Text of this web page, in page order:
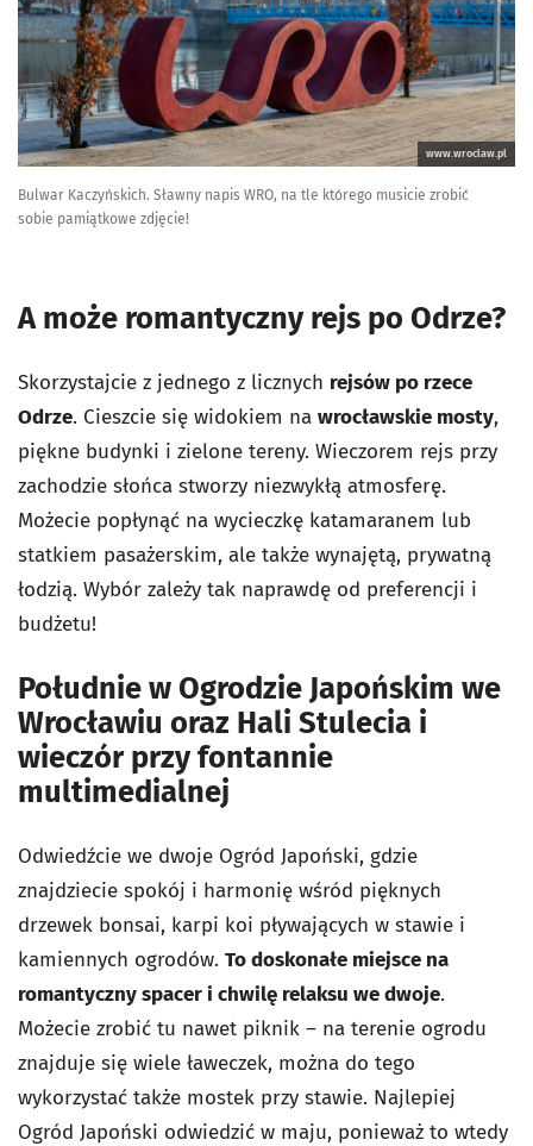
www.wroclaw.pl
Bulwar Kaczyńskich. Sławny napis WRO, na tle którego musicie zrobić
sobie pamiątkowe zdjęcie!
A może romantyczny rejs po Odrze?
Skorzystajcie z jednego z licznych rejsów po rzece
Odrze. Cieszcie się widokiem na wrocławskie mosty,
piękne budynki i zielone tereny. Wieczorem rejs przy
zachodzie słońca stworzy niezwykłą atmosferę.
Możecie popłynąć na wycieczkę katamaranem lub
statkiem pasażerskim, ale także wynajętą, prywatną
łodzią. Wybór zależy tak naprawdę od preferencji i
budżetu!
Południe w Ogrodzie Japońskim we
Wrocławiu oraz Hali Stulecia i
wieczór przy fontannie
multimedialnej
Odwiedźcie we dwoje Ogród Japoński, gdzie
znajdziecie spokój i harmonię wśród pięknych
drzewek bonsai, karpi koi pływających w stawie i
kamiennych ogrodów. To doskonałe miejsce na
romantyczny spacer i chwilę relaksu we dwoje.
Możecie zrobić tu nawet piknik – na terenie ogrodu
znajduje się wiele ławeczek, można do tego
wykorzystać także mostek przy stawie. Najlepiej
Ogród Japoński odwiedzić w maju, ponieważ to wtedy